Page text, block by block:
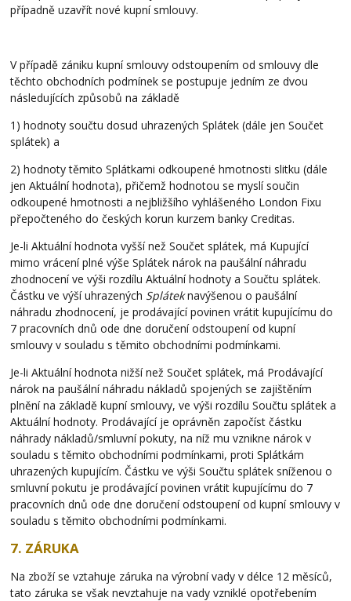
případně uzavřít nové kupní smlouvy.
V případě zániku kupní smlouvy odstoupením od smlouvy dle
těchto obchodních podmínek se postupuje jedním ze dvou
následujících způsobů na základě
1) hodnoty součtu dosud uhrazených Splátek (dále jen Součet
splátek) a
2) hodnoty těmito Splátkami odkoupené hmotnosti slitku (dále
jen Aktuální hodnota), přičemž hodnotou se myslí součin
odkoupené hmotnosti a nejbližšího vyhlášeného London Fixu
přepočteného do českých korun kurzem banky Creditas.
Je-li Aktuální hodnota vyšší než Součet splátek, má Kupující
mimo vrácení plné výše Splátek nárok na paušální náhradu
zhodnocení ve výši rozdílu Aktuální hodnoty a Součtu splátek.
Částku ve výší uhrazených Spláteknavýšenou o paušální
náhradu zhodnocení, je prodávající povinen vrátit kupujícímu do
7 pracovních dnů ode dne doručení odstoupení od kupní
smlouvy v souladu s těmito obchodními podmínkami.
Je-li Aktuální hodnota nižší než Součet splátek, má Prodávající
nárok na paušální náhradu nákladů spojených se zajištěním
plnění na základě kupní smlouvy, ve výši rozdílu Součtu splátek a
Aktuální hodnoty. Prodávající je oprávněn započíst částku
náhrady nákladů/smluvní pokuty, na níž mu vznikne nárok v
souladu s těmito obchodními podmínkami, proti Splátkám
uhrazených kupujícím. Částku ve výši Součtu splátek sníženou o
smluvní pokutu je prodávající povinen vrátit kupujícímu do 7
pracovních dnů ode dne doručení odstoupení od kupní smlouvy v
souladu s těmito obchodními podmínkami.
7. ZÁRUKA
Na zboží se vztahuje záruka na výrobní vady v délce 12 měsíců,
tato záruka se však nevztahuje na vady vzniklé opotřebením